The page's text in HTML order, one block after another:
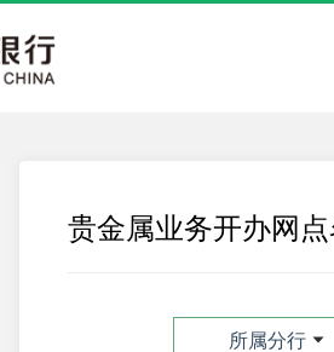
贵金属业务开办网
所属分行